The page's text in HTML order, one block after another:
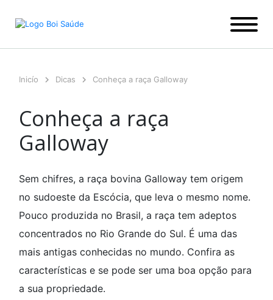
para
Inicío Dicas Conheça a raça Galloway
Conheça a raça
Galloway
Sem chifres, a raça bovina Galloway tem origem
no sudoeste da Escócia, que leva o mesmo nome.
Pouco produzida no Brasil, a raça tem adeptos
concentrados no Rio Grande do Sul. É uma das
mais antigas conhecidas no mundo. Confira as
características e se pode ser uma boa opção para
a sua propriedade.